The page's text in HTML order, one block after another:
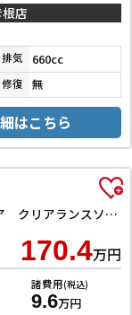
根店
排気 660cc
修復 無
はこちら
ファッションスタイル 両側電動スライドドア クリアランスソナー オートクルーズコントロール レーンアシスト 衝突被害軽減システム オートライト LEDヘッドランプ スマートキー アイドリングストップ
170.4万円
諸費用(税込)
9.6万円